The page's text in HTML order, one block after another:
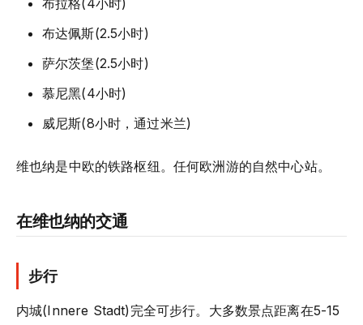
布拉格(4小时)
布达佩斯(2.5小时)
萨尔茨堡(2.5小时)
慕尼黑(4小时)
威尼斯(8小时，通过米兰)
维也纳是中欧的铁路枢纽。任何欧洲游的自然中心站。
在维也纳的交通
步行
内城(Innere Stadt)完全可步行。大多数景点距离在5-15